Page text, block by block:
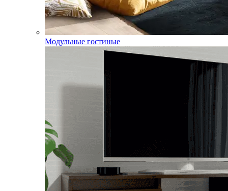
Модульные гостиные